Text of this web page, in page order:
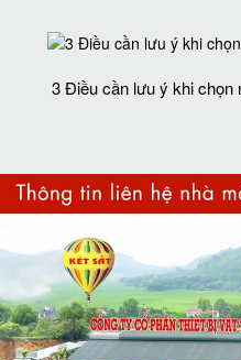
3 Điều cần lưu ý khi chọn